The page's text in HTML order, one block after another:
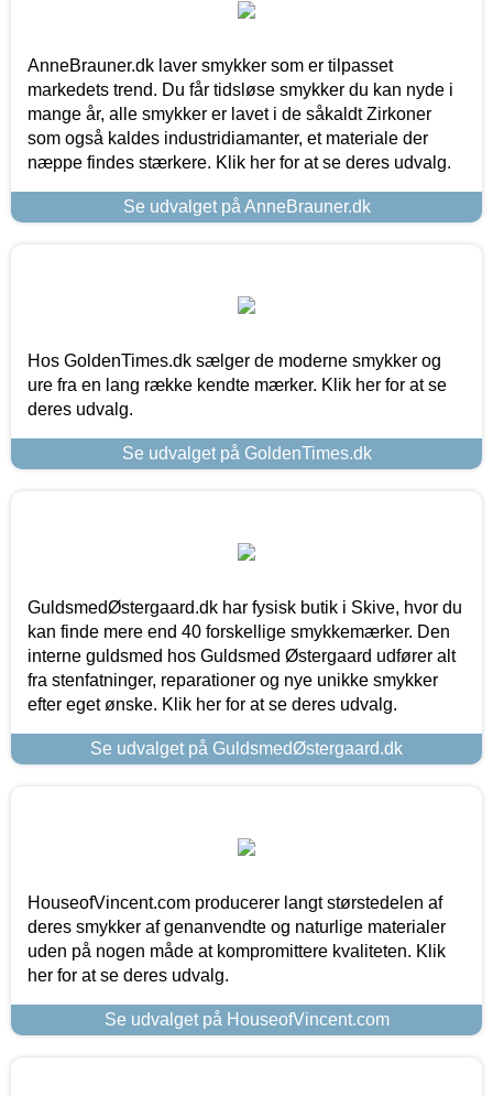
AnneBrauner.dk laver smykker som er tilpasset
markedets trend. Du får tidsløse smykker du kan nyde i
mange år, alle smykker er lavet i de såkaldt Zirkoner
som også kaldes industridiamanter, et materiale der
næppe findes stærkere. Klik her for at se deres udvalg.
Se udvalget på AnneBrauner.dk
Hos GoldenTimes.dk sælger de moderne smykker og
ure fra en lang række kendte mærker. Klik her for at se
deres udvalg.
Se udvalget på GoldenTimes.dk
GuldsmedØstergaard.dk har fysisk butik i Skive, hvor du
kan finde mere end 40 forskellige smykkemærker. Den
interne guldsmed hos Guldsmed Østergaard udfører alt
fra stenfatninger, reparationer og nye unikke smykker
efter eget ønske. Klik her for at se deres udvalg.
Se udvalget på GuldsmedØstergaard.dk
HouseofVincent.com producerer langt størstedelen af
deres smykker af genanvendte og naturlige materialer
uden på nogen måde at kompromittere kvaliteten. Klik
her for at se deres udvalg.
Se udvalget på HouseofVincent.com